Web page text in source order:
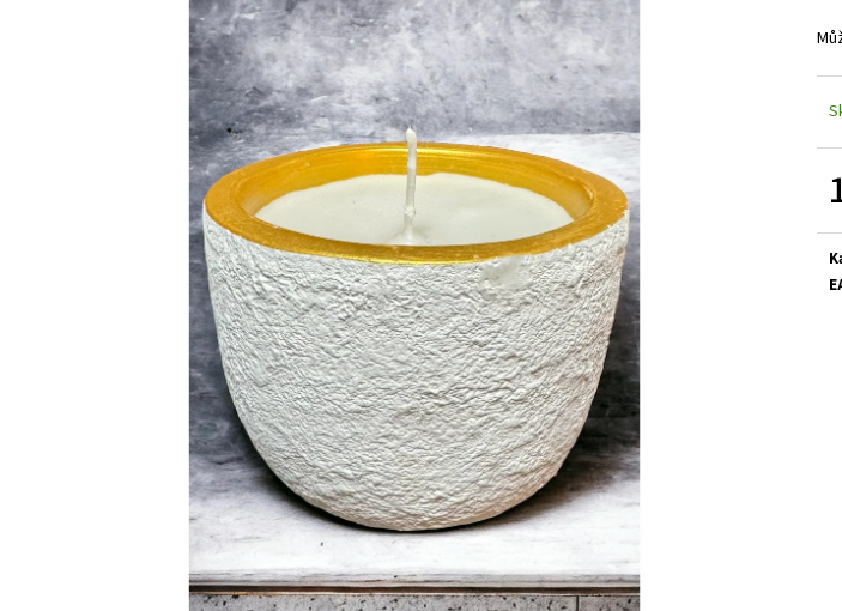
101 RŮŽÍ, RŮŽOVÉ A ČERVENÉLUXUSNÍ
KYTICE 101 RŮŽÍ
2 918 Kč
KYTICE Z PŮVABNÝCH KVĚTIN EUSTOMY
1 399 Kč
Původně:1 499 Kč